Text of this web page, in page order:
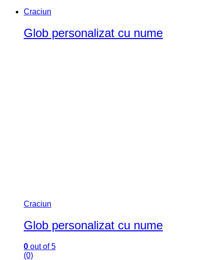
Craciun
Glob personalizat cu nume
Craciun
Glob personalizat cu nume
0 out of 5
(0)